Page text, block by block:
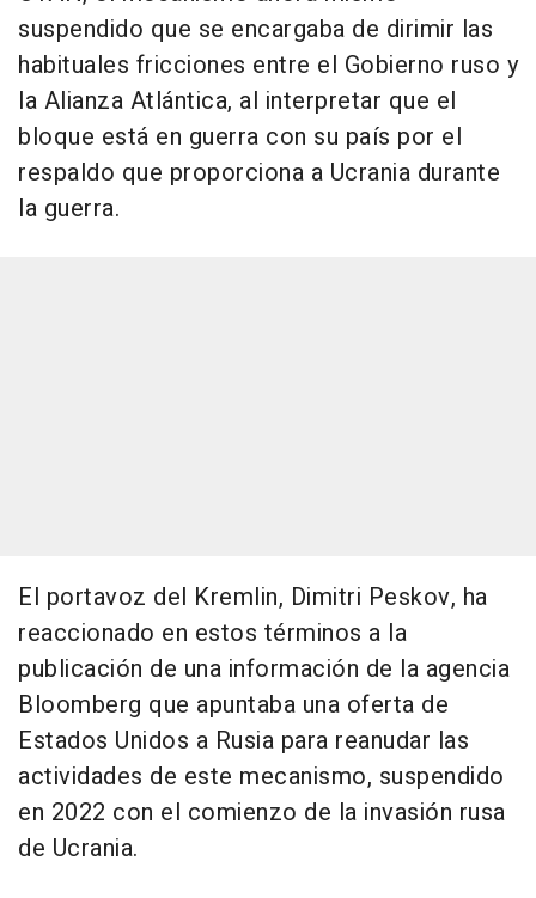
suspendido que se encargaba de dirimir las
habituales fricciones entre el Gobierno ruso y
la Alianza Atlántica, al interpretar que el
bloque está en guerra con su país por el
respaldo que proporciona a Ucrania durante
la guerra.
El portavoz del Kremlin, Dimitri Peskov, ha
reaccionado en estos términos a la
publicación de una información de la agencia
Bloomberg que apuntaba una oferta de
Estados Unidos a Rusia para reanudar las
actividades de este mecanismo, suspendido
en 2022 con el comienzo de la invasión rusa
de Ucrania.